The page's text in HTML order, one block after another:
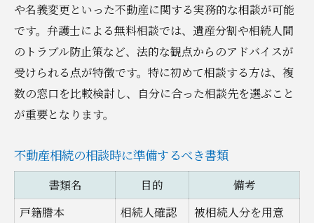
や名義変更といった不動産に関する実務的な相談が可能
です。弁護士による無料相談では、遺産分割や相続人間
のトラブル防止策など、法的な観点からのアドバイスが
受けられる点が特徴です。特に初めて相談する方は、複
数の窓口を比較検討し、自分に合った相談先を選ぶこと
が重要となります。
不動産相続の相談時に準備するべき書類
書類名 目的
備考
戸籍謄本
相続人確認 被相続人分を用意